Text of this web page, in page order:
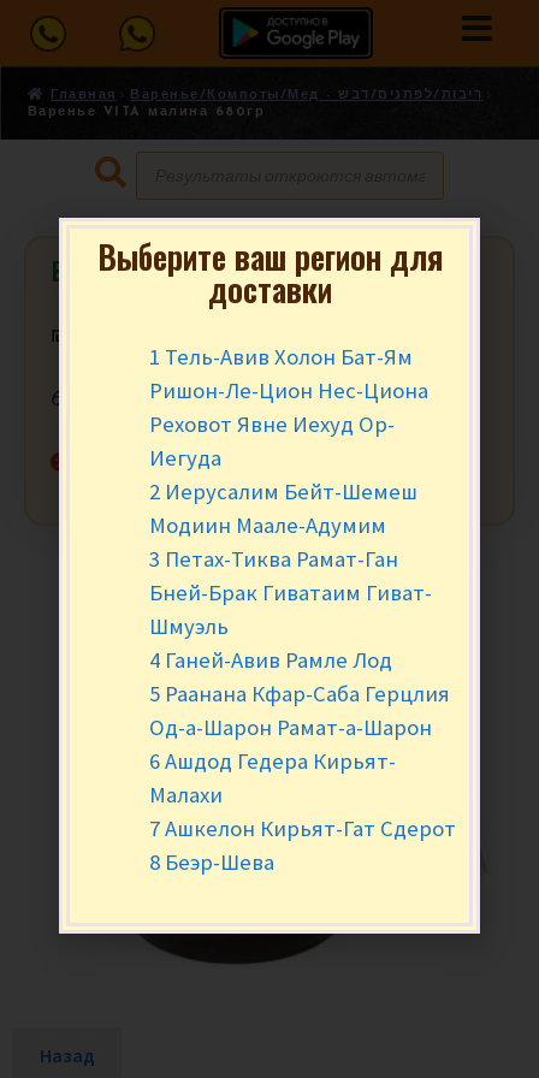
Главная
Варенье/Компоты/Мед - ריבות/לפתנים/דבש
Варенье VITA малина 680гр
Варенье VITA малина 680гр
₪
680 гр.
Нет в наличии
Назад
Выберите ваш регион для
доставки
1 Тель-Авив Холон Бат-Ям
Ришон-Ле-Цион Нес-Циона
Реховот Явне Иехуд Ор-
Иегуда
2 Иерусалим Бейт-Шемеш
Модиин Маале-Адумим
3 Петах-Тиква Рамат-Ган
Бней-Брак Гиватаим Гиват-
Шмуэль
4 Ганей-Авив Рамле Лод
5 Раанана Кфар-Саба Герцлия
Од-а-Шарон Рамат-а-Шарон
6 Ашдод Гедера Кирьят-
Малахи
7 Ашкелон Кирьят-Гат Сдерот
8 Беэр-Шева